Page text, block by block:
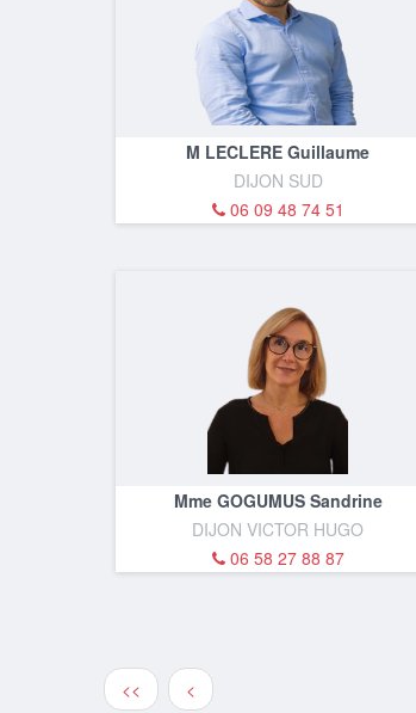
M LECLERE Guillaume
DIJON SUD
06 09 48 74 51
Mme GOGUMUS Sandrine
DIJON VICTOR HUGO
06 58 27 88 87
<< <